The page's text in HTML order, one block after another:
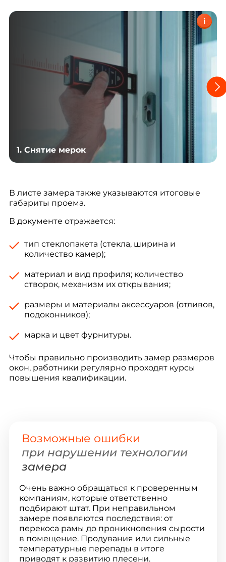
i
1. Снятие мерок
В листе замера также указываются итоговые
габариты проема.
В документе отражается:
тип стеклопакета (стекла, ширина и
количество камер);
материал и вид профиля; количество
створок, механизм их открывания;
размеры и материалы аксессуаров (отливов,
подоконников);
марка и цвет фурнитуры.
Чтобы правильно производить замер размеров
окон, работники регулярно проходят курсы
повышения квалификации.
Возможные ошибки
при нарушении технологии
замера
Очень важно обращаться к проверенным
компаниям, которые ответственно
подбирают штат. При неправильном
замере появляются последствия: от
перекоса рамы до проникновения сырости
в помещение. Продувания или сильные
температурные перепады в итоге
приводят к развитию плесени.